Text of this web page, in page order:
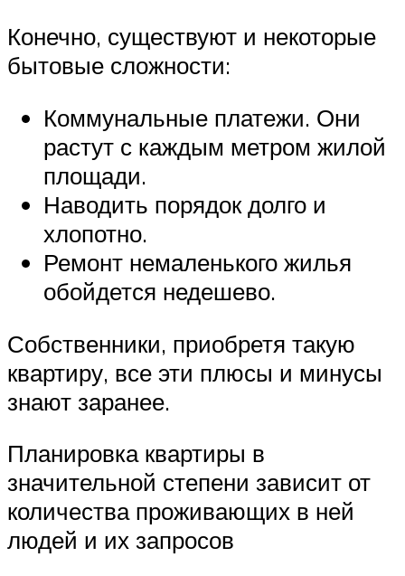
Конечно, существуют и некоторые
бытовые сложности:
Коммунальные платежи. Они
растут с каждым метром жилой
площади.
Наводить порядок долго и
хлопотно.
Ремонт немаленького жилья
обойдется недешево.
Собственники, приобретя такую
квартиру, все эти плюсы и минусы
знают заранее.
Планировка квартиры в
значительной степени зависит от
количества проживающих в ней
людей и их запросов